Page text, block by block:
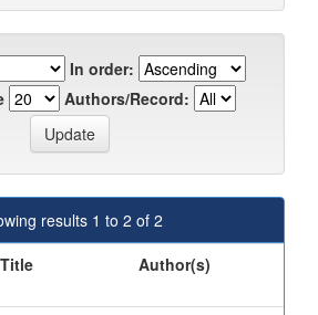
In order:
Authors/Record:
results 1 to 2 of 2
Title Author(s)